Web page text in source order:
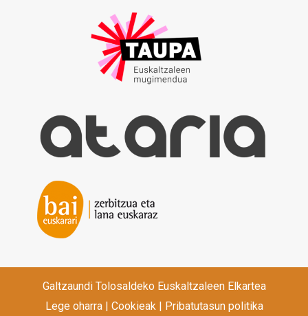
Galtzaundi Tolosaldeko Euskaltzaleen Elkartea
Lege oharra| Cookieak| Pribatutasun politika